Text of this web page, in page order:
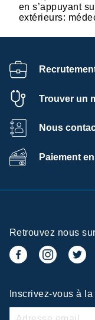
en s’appuyant
extérieurs:
Trouver un
Nous
Paiement
Retrouvez nous
Inscrivez-vous à